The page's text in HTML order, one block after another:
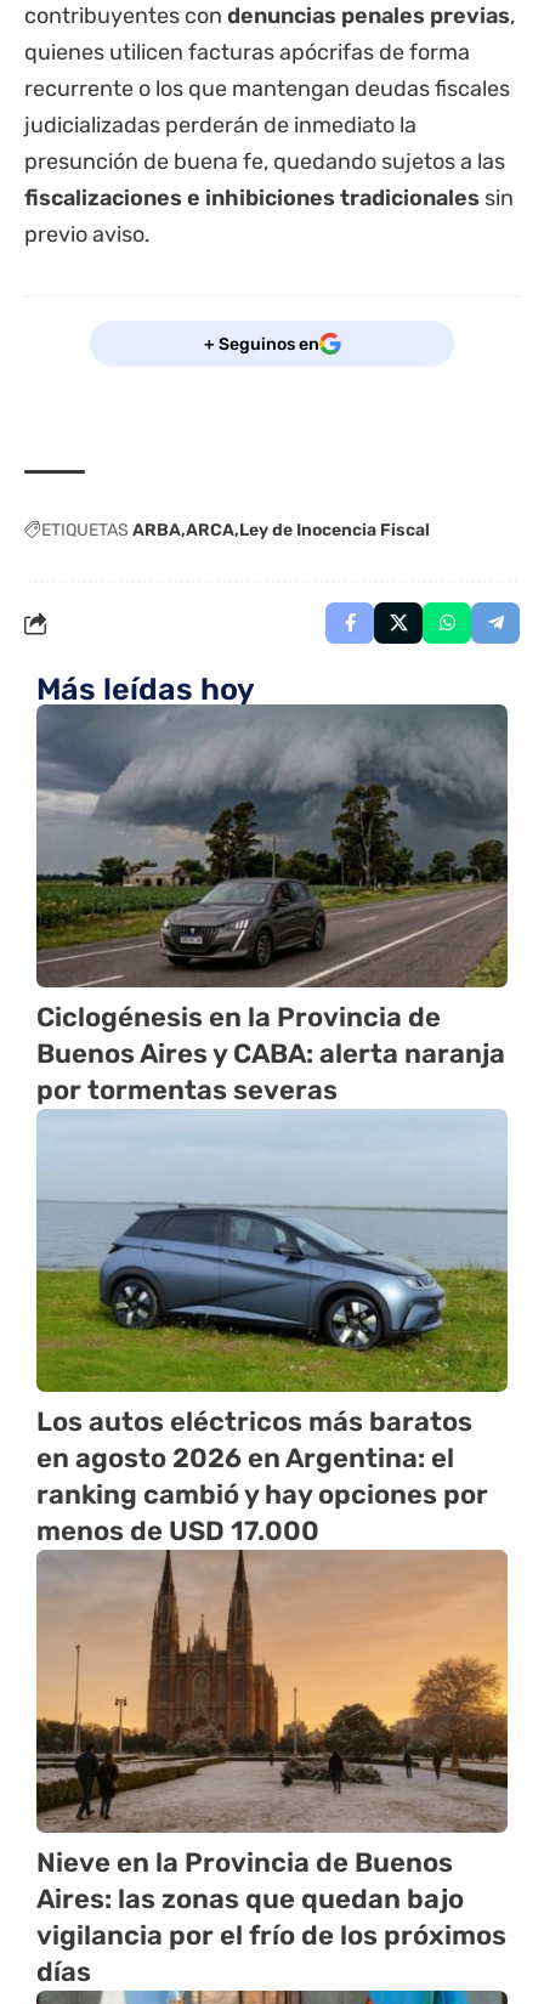
contribuyentes con denuncias penales previas,
quienes utilicen facturas apócrifas de forma
recurrente o los que mantengan deudas fiscales
judicializadas perderán de inmediato la
presunción de buena fe, quedando sujetos a las
fiscalizaciones e inhibiciones tradicionales sin
previo aviso.
+ Seguinos en
ETIQUETAS ARBA ARCA Ley de Inocencia Fiscal
Más leídas hoy
Ciclogénesis en la Provincia de
Buenos Aires y CABA: alerta naranja
por tormentas severas
Los autos eléctricos más baratos
en agosto 2026 en Argentina: el
ranking cambió y hay opciones por
menos de USD 17.000
Nieve en la Provincia de Buenos
Aires: las zonas que quedan bajo
vigilancia por el frío de los próximos
días